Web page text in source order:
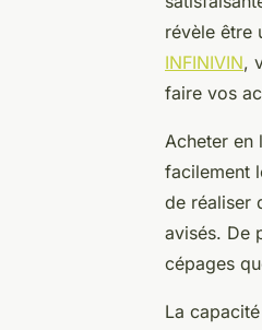
révèle être
INFINIVIN,
faire vos
Acheter en
facilement
de réaliser
avisés. De
cépages
La